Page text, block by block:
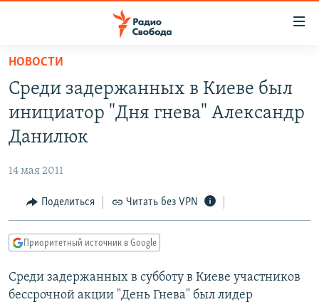
упрощенного
доступа
основному
Вернутся
Вернутся
поиску
ПОДКАСТЫ
АВТОРСКИЕ ПРОЕКТЫ
МНЕНИЯ
КУЛЬТУРА
КАВКАЗ.РЕАЛИИ
СЕВЕР.РЕАЛИИ
НОВОСТИ
Среди задержанных в Киеве был
инициатор "Дня гнева" Александр
Данилюк
14 мая 2011
Поделиться Читать без VPN
Приоритетный источник в Google
Среди задержанных в субботу в Киеве участников
бессрочной акции "День Гнева" был лидер